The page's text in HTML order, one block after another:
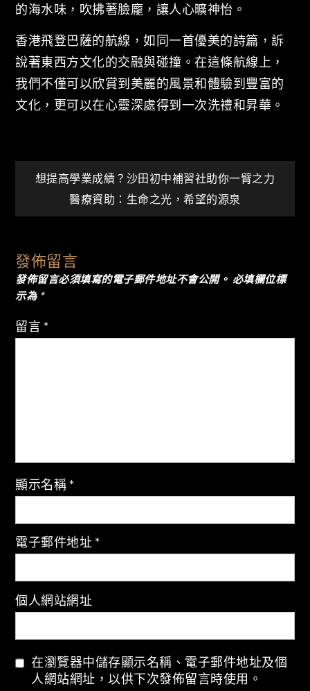
的海水味，吹拂著臉龐，讓人心曠神怡。
香港飛登巴薩的航線，如同一首優美的詩篇，訴
說著東西方文化的交融與碰撞。在這條航線上，
我們不僅可以欣賞到美麗的風景和體驗到豐富的
文化，更可以在心靈深處得到一次洗禮和昇華。
文
章
導
覽
想提高學業成績？沙田初中補習社助你一臂之力
醫療資助：生命之光，希望的源泉
發佈留言
發佈留言必須填寫的電子郵件地址不會公開。 必填欄位標
示為 *
留言 *
顯示名稱 *
電子郵件地址 *
個人網站網址
在瀏覽器中儲存顯示名稱、電子郵件地址及個
人網站網址，以供下次發佈留言時使用。